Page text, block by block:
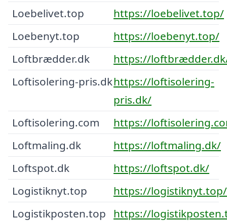
Loebelivet.top
https://loebelivet.top/
Loebenyt.top
https://loebenyt.top/
Loftbrædder.dk
https://
Loftisolering-pris.dkhttps://loftisolering-
pris.dk/
Loftisolering.com
https://
Loftmaling.dk
https://loftmaling.dk/
Loftspot.dk
https://loftspot.dk/
Logistiknyt.top
https://logistiknyt.top/
Logistikposten.top
https://